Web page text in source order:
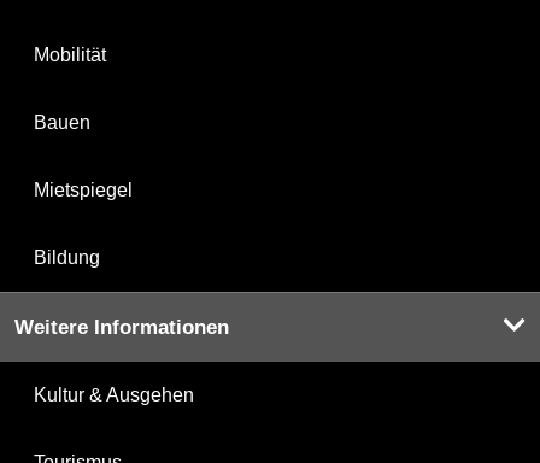
Mobilität
Bauen
Mietspiegel
Bildung
Weitere Informationen
Kultur & Ausgehen